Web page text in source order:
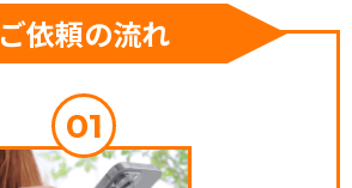
ご依頼の流れ
01